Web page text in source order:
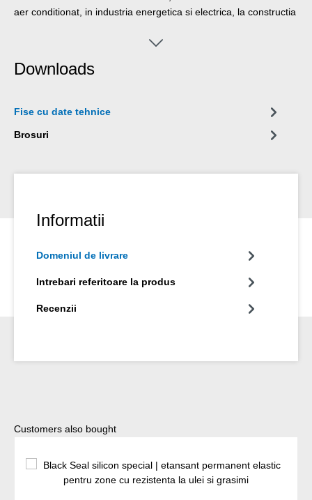
aer conditionat, in industria energetica si electrica, la constructia
Downloads
Fise cu date tehnice
Brosuri
Informatii
Domeniul de livrare
Intrebari referitoare la produs
Recenzii
Sari peste galeria de produse
Customers also bought